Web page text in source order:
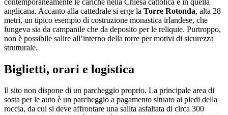
anglicana. Accanto alla cattedrale si erge la Torre Rotonda, alta 28
metri, un tipico esempio di costruzione monastica irlandese, che
fungeva sia da campanile che da deposito per le reliquie. Purtroppo,
non è possibile salire all’interno della torre per motivi di sicurezza
strutturale.
Biglietti, orari e logistica
Il sito non dispone di un parcheggio proprio. La principale area di
sosta per le auto è un parcheggio a pagamento situato ai piedi della
roccia, da cui si deve affrontare una salita asfaltata di circa 300